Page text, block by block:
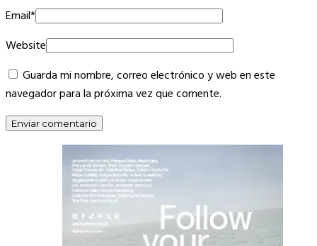
Email*
Website
Guarda mi nombre, correo electrónico y web en este
navegador para la próxima vez que comente.